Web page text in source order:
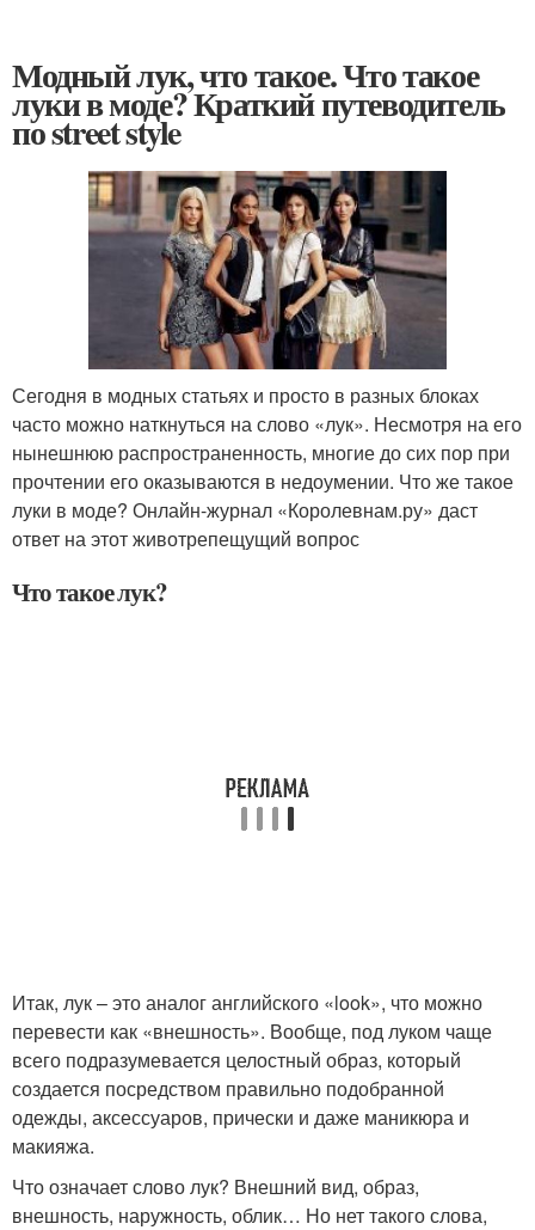
Модный лук, что такое. Что такое
луки в моде? Краткий путеводитель
по street style
Сегодня в модных статьях и просто в разных блоках
часто можно наткнуться на слово «лук». Несмотря на его
нынешнюю распространенность, многие до сих пор при
прочтении его оказываются в недоумении. Что же такое
луки в моде? Онлайн-журнал «Королевнам.ру» даст
ответ на этот животрепещущий вопрос
Что такое лук?
Итак, лук – это аналог английского «look», что можно
перевести как «внешность». Вообще, под луком чаще
всего подразумевается целостный образ, который
создается посредством правильно подобранной
одежды, аксессуаров, прически и даже маникюра и
макияжа.
Что означает слово лук? Внешний вид, образ,
внешность, наружность, облик… Но нет такого слова,